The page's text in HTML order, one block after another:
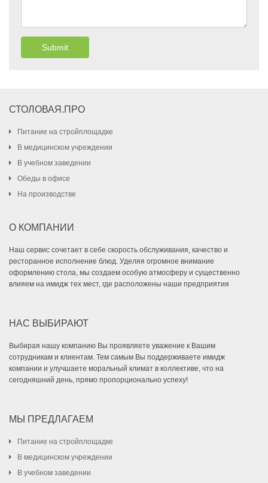
Submit
СТОЛОВАЯ.ПРО
Питание на стройплощадке
В медицинском учреждении
В учебном заведении
Обеды в офисе
На производстве
О КОМПАНИИ
Наш сервис сочетает в себе скорость обслуживания, качество и
ресторанное исполнение блюд. Уделяя огромное внимание
оформлению стола, мы создаем особую атмосферу и существенно
влияем на имидж тех мест, где расположены наши предприятия
НАС ВЫБИРАЮТ
Выбирая нашу компанию Вы проявляете уважение к Вашим
сотрудникам и клиентам. Тем самым Вы поддерживаете имидж
компании и улучшаете моральный климат в коллективе, что на
сегодняшний день, прямо пропорционально успеху!
МЫ ПРЕДЛАГАЕМ
Питание на стройплощадке
В медицинском учреждении
В учебном заведении